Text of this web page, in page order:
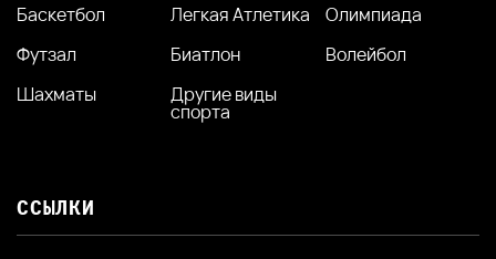
Баскетбол
Легкая Атлетика
Олимпиада
Футзал
Биатлон
Волейбол
Шахматы
Другие виды
спорта
ССЫЛКИ